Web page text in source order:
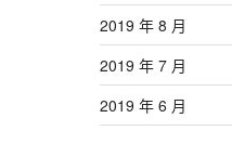
2019 年 8 月
2019 年 7 月
2019 年 6 月